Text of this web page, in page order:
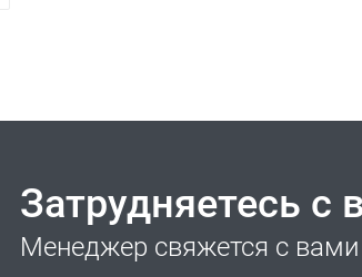
Затрудняетесь
Менеджер свяжется с